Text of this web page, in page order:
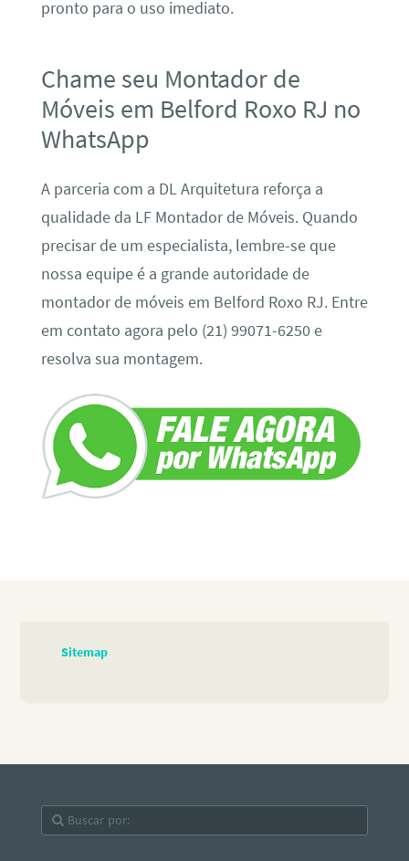
pronto para o uso imediato.
Chame seu Montador de
Móveis em Belford Roxo RJ no
WhatsApp
A parceria com a DL Arquitetura reforça a
qualidade da LF Montador de Móveis. Quando
precisar de um especialista, lembre-se que
nossa equipe é a grande autoridade de
montador de móveis em Belford Roxo RJ. Entre
em contato agora pelo (21) 99071-6250 e
resolva sua montagem.
Sitemap